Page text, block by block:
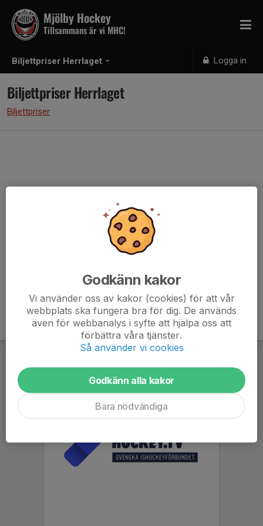
Biljettpriser Herrlaget Logga in
Mjölby Hockey
Tillsammans är vi MHC!
Biljettpriser Herrlaget
Biljettpriser
Godkänn kakor
Vi använder oss av kakor (cookies) för att vår
webbplats ska fungera bra för dig. De används
även för webbanalys i syfte att hjälpa oss att
förbättra våra tjänster.
Så använder vi cookies
Godkänn alla kakor
Bara nödvändiga